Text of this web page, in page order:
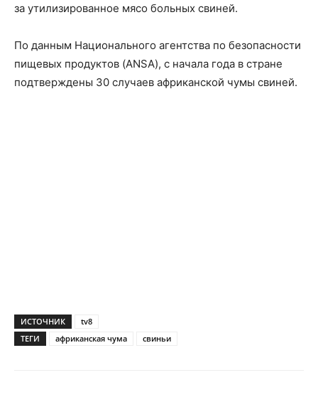
за утилизированное мясо больных свиней.
По данным Национального агентства по безопасности
пищевых продуктов (ANSA), с начала года в стране
подтверждены 30 случаев африканской чумы свиней.
ИСТОЧНИК
tv8
ТЕГИ
африканская чума свиньи